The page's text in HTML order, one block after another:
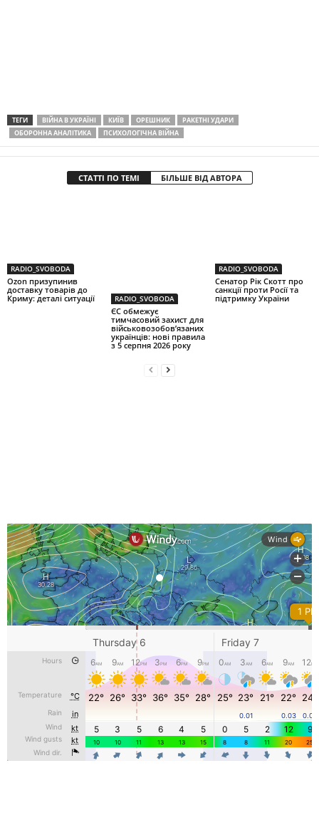
ТЕГИ ВІЙНА В УКРАЇНІ КИЇВ ОРЕШНИК
РАКЕТНІ УДАРИ
ОБОРОННА АНАЛІТИКА
ПСИХОЛОГІЧНА ВІЙНА
СТАТТІ ПО ТЕМІ БІЛЬШЕ ВІД АВТОРА
RADIO_SVOBODA
Ozon призупинив
доставку товарів до
Криму: деталі ситуації
RADIO_SVOBODA
ЄС обмежує
тимчасовий захист для
військовозобов’язаних
українців: нові правила
з 5 серпня 2026 року
RADIO_SVOBODA
Сенатор Рік Скотт про
санкції проти Росії та
підтримку України